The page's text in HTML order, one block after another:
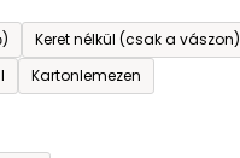
Keret nélkül (csak a vászon)
Kartonlemezen